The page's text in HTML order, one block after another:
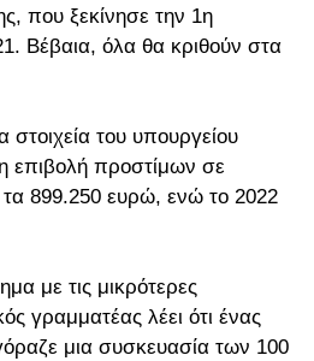
που ξεκίνησε την 1η
Βέβαια, όλα θα κριθούν στα
του υπουργείου
επιβολή προστίμων σε
τα 899.250 ευρώ, ενώ το 2022
με τις μικρότερες
γραμματέας λέει ότι ένας
μια συσκευασία των 100